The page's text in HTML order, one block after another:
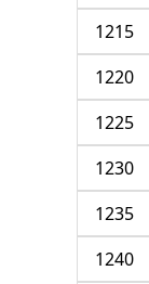
1215
1220
1225
1230
1235
1240